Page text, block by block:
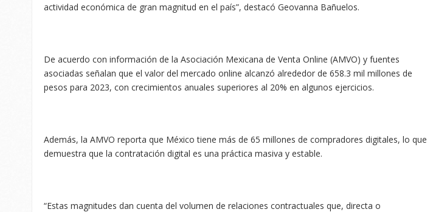
actividad económica de gran magnitud en el país”, destacó Geovanna Bañuelos.
De acuerdo con información de la Asociación Mexicana de Venta Online (AMVO) y fuentes
asociadas señalan que el valor del mercado online alcanzó alrededor de 658.3 mil millones de
pesos para 2023, con crecimientos anuales superiores al 20% en algunos ejercicios.
Además, la AMVO reporta que México tiene más de 65 millones de compradores digitales, lo que
demuestra que la contratación digital es una práctica masiva y estable.
“Estas magnitudes dan cuenta del volumen de relaciones contractuales que, directa o